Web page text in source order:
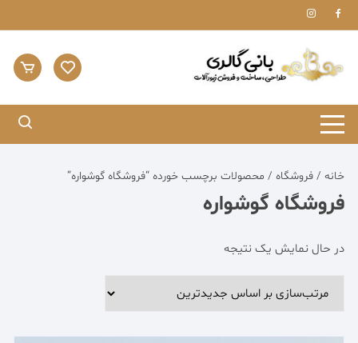
Skip
to
خانه /فروشگاه / محصولات برچسب خورده “فروشگاه گوشواره”
فروشگاه گوشواره
در حال نمایش یک نتیجه